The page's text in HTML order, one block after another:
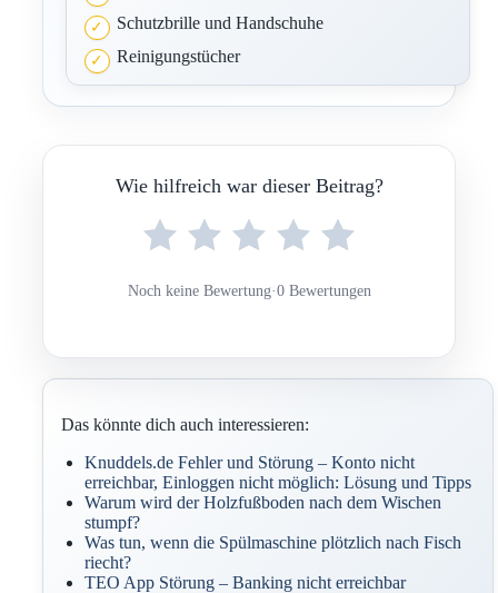
Schutzbrille und Handschuhe
Reinigungstücher
Wie hilfreich war dieser Beitrag?
Noch keine Bewertung·0 Bewertungen
Das könnte dich auch interessieren:
Knuddels.de Fehler und Störung – Konto nicht
erreichbar, Einloggen nicht möglich: Lösung und Tipps
Warum wird der Holzfußboden nach dem Wischen
stumpf?
Was tun, wenn die Spülmaschine plötzlich nach Fisch
riecht?
TEO App Störung – Banking nicht erreichbar